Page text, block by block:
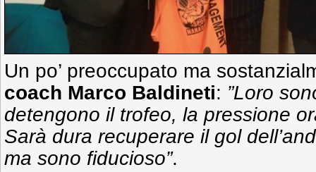
Un po’ preoccupato ma
coach Marco Baldineti: ”Loro
detengono il trofeo, la pressione
Sarà dura recuperare il gol
ma sono fiducioso”.